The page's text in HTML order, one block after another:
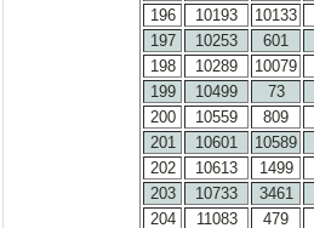
196
10193 10133
197
10253 601
198
10289 10079
199
10499 73
200
10559 809
201
10601 10589
202
10613 1499
203
10733 3461
204
11083 479